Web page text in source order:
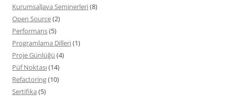
KurumsalJava Seminerleri(8)
Open Source(2)
Performans(5)
Programlama Dilleri(1)
Proje Günlüğü (4)
Püf Noktası(14)
Refactoring(10)
Sertifika (5)